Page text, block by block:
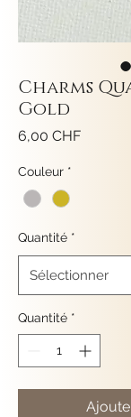
Charms
Gold
6,00 CHFPrix
Couleur *
Quantité *
Quantité *